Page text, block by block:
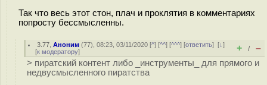
Так что весь этот стон, плач и проклятия в комментариях
попросту бессмысленны.
3.77 ,Аноним (77), 08:23, 03/11/2020 [^] [^^] [^^^] [ответить][↓]
[к модератору] + / –
> пиратский контент либо _инструменты_ для прямого и
недвусмысленного пиратства